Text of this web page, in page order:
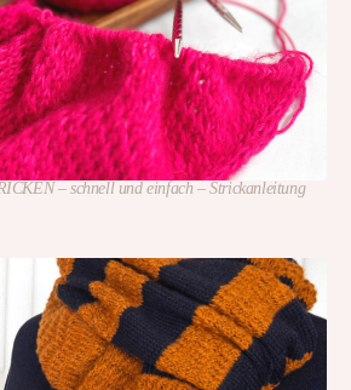
– schnell und einfach – Strickanleitung